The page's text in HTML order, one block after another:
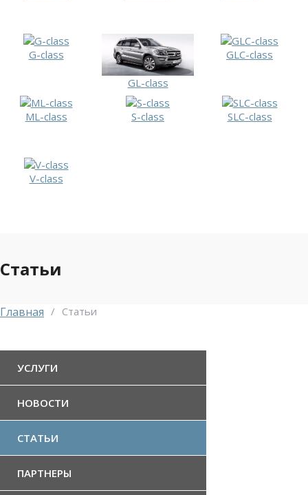
G-class
GL-class
GLC-class
ML-class S-class SLC-class
V-class
Статьи
Главная / Статьи
УСЛУГИ
НОВОСТИ
СТАТЬИ
ПАРТНЕРЫ